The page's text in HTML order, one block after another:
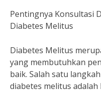
Pentingnya Konsultasi
Diabetes Melitus
Diabetes Melitus
yang membutuhkan
baik. Salah satu
diabetes melitus